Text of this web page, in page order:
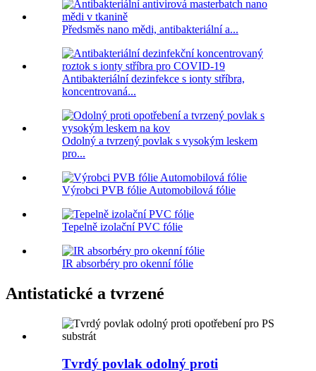
Předsměs nano mědi, antibakteriální a...
Antibakteriální dezinfekce s ionty stříbra,
koncentrovaná...
Odolný a tvrzený povlak s vysokým leskem
pro...
Výrobci PVB fólie Automobilová fólie
Tepelně izolační PVC fólie
IR absorbéry pro okenní fólie
Antistatické a tvrzené
Tvrdý povlak odolný proti